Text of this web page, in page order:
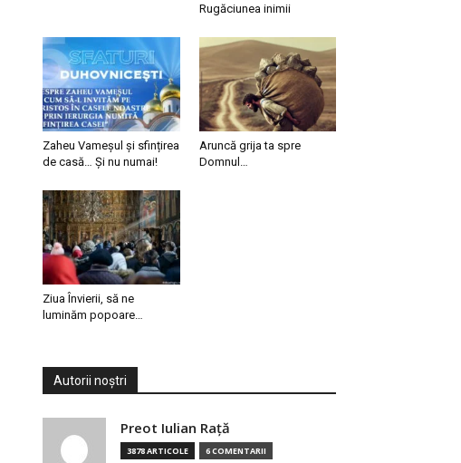
Rugăciunea inimii
Zaheu Vameșul și sfințirea
de casă… Și nu numai!
Aruncă grija ta spre
Domnul…
Ziua Învierii, să ne
luminăm popoare…
Autorii noștri
Preot Iulian Raţă
3878 ARTICOLE 6 COMENTARII